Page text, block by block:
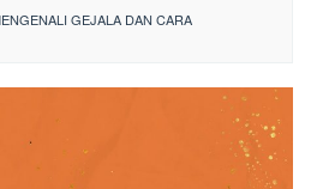
GEJALA DAN CARA